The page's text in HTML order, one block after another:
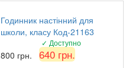
Годинник настінний для
школи, класу Код-21163
✓ Доступно
800 грн. 640 грн.